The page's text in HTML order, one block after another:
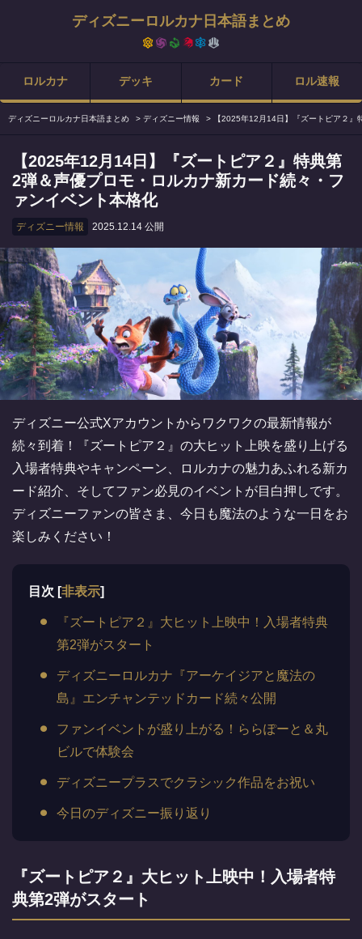
ディズニーロルカナ日本語まとめ
ロルカナ デッキ カード ロル速報
ディズニーロルカナ日本語まとめ > ディズニー情報 > 【2025年12月14日】『ズートピア２
【2025年12月14日】『ズートピア２』特典第
2弾＆声優プロモ・ロルカナ新カード続々・フ
ァンイベント本格化
ディズニー情報 2025.12.14 公開
ディズニー公式Xアカウントからワクワクの最新情報が
続々到着！『ズートピア２』の大ヒット上映を盛り上げる
入場者特典やキャンペーン、ロルカナの魅力あふれる新カ
ード紹介、そしてファン必見のイベントが目白押しです。
ディズニーファンの皆さま、今日も魔法のような一日をお
楽しみください！
目次 [非表示]
『ズートピア２』大ヒット上映中！入場者特典
第2弾がスタート
ディズニーロルカナ『アーケイジアと魔法の
島』エンチャンテッドカード続々公開
ファンイベントが盛り上がる！ららぽーと＆丸
ビルで体験会
ディズニープラスでクラシック作品をお祝い
今日のディズニー振り返り
『ズートピア２』大ヒット上映中！入場者特
典第2弾がスタート